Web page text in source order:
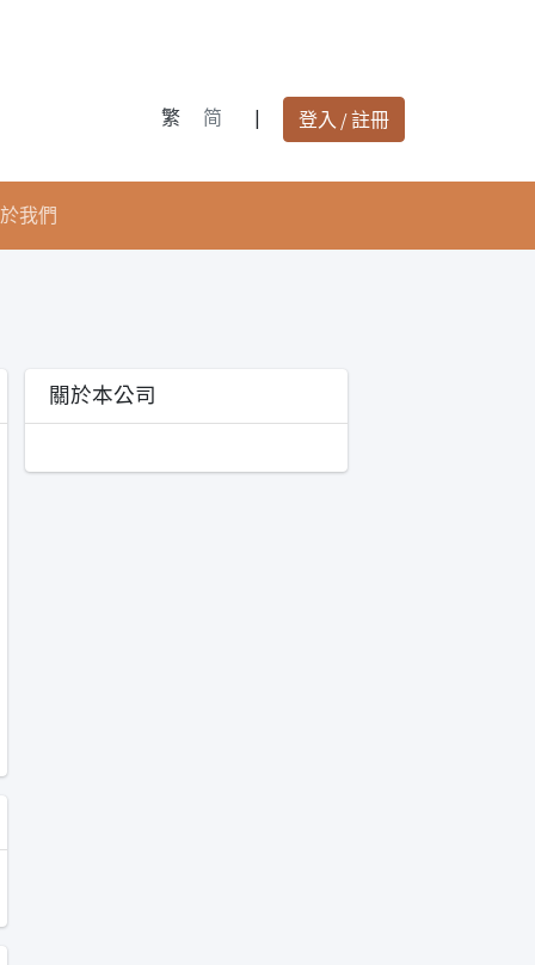
繁 简 | 登入 / 註冊
我們
關於本公司